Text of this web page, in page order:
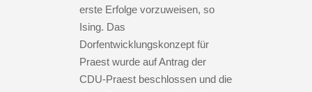
erste Erfolge vorzuweisen, so
Ising. Das
Dorfentwicklungskonzept für
Praest wurde auf Antrag der
CDU-Praest beschlossen und die